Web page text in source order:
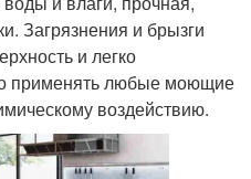
Загрязнения и брызги
и легко
применять любые моющие
воздействию.